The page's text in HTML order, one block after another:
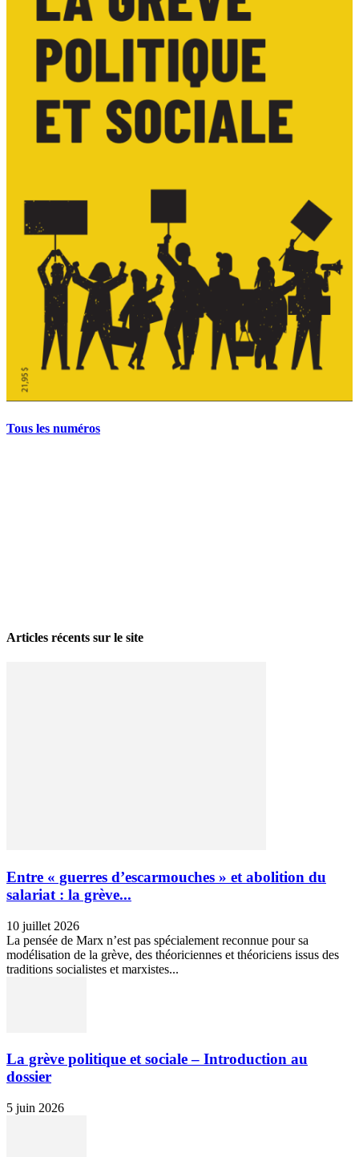
Tous les numéros
Articles récents sur le site
Entre « guerres d’escarmouches » et abolition du
salariat : la grève...
10 juillet 2026
La pensée de Marx n’est pas spécialement reconnue pour sa
modélisation de la grève, des théoriciennes et théoriciens issus des
traditions socialistes et marxistes...
La grève politique et sociale – Introduction au
dossier
5 juin 2026